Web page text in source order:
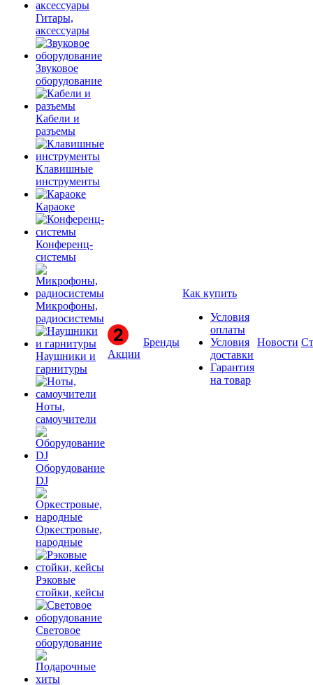
Гитары,
аксессуары
Звуковое
оборудование
Кабели и
разъемы
Клавишные
инструменты
Караоке
Конференц-
системы
Микрофоны,
радиосистемы
Наушники и
гарнитуры
Ноты,
самоучители
Оборудование
DJ
Оркестровые,
народные
Рэковые
стойки, кейсы
Световое
оборудование
Акции
Бренды
Как купить
Условия
оплаты
Условия
доставки
Гарантия
на товар
Новости